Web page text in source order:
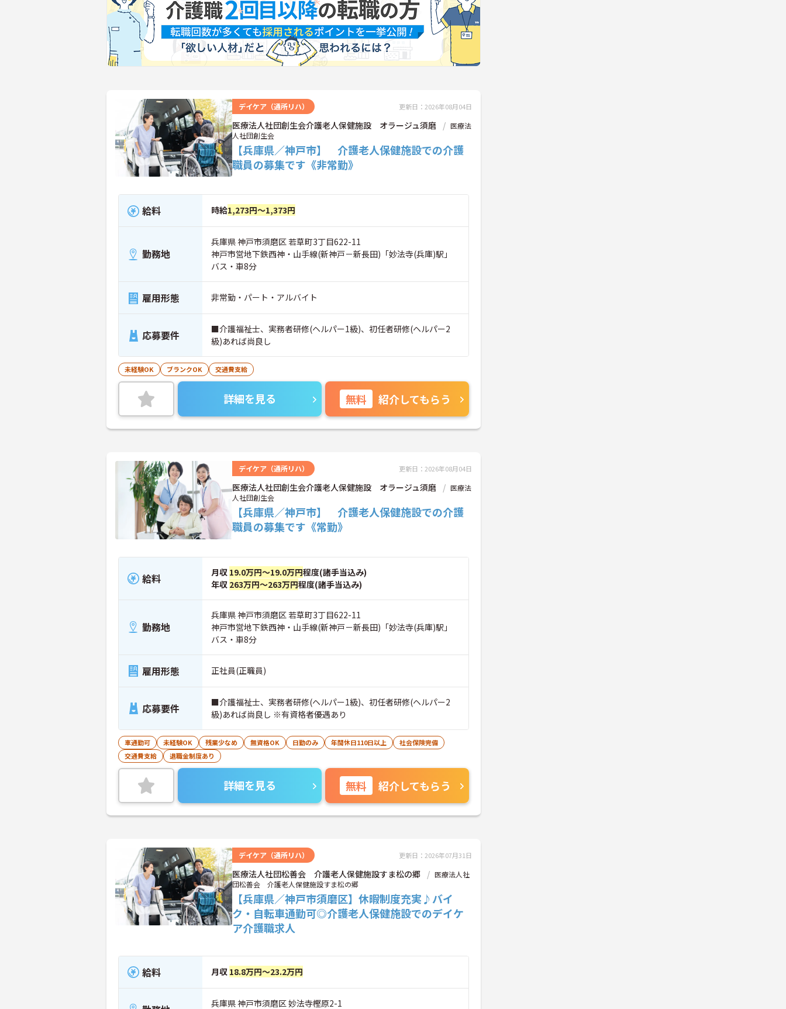
デイケア（通所リハ） 更新日：2026年08月04日
医療法人社団創生会介護老人保健施設 オラージュ須磨
医療法
人社団創生会
【兵庫県／神戸市】 介護老人保健施設での介護
職員の募集です《非常勤》
給料 時給1,273円～1,373円
勤務地
兵庫県 神戸市須磨区 若草町3丁目622-11
神戸市営地下鉄西神・山手線(新神戸－新長田)「妙法寺(兵庫)駅」
バス・車8分
雇用形態 非常勤・パート・アルバイト
応募要件
■介護福祉士、実務者研修(ヘルパー1級)、初任者研修(ヘルパー2
級)あれば尚良し
未経験OK ブランクOK 交通費支給
詳細を見る 無料 紹介してもらう
デイケア（通所リハ） 更新日：2026年08月04日
医療法人社団創生会介護老人保健施設 オラージュ須磨
医療法
人社団創生会
【兵庫県／神戸市】 介護老人保健施設での介護
職員の募集です《常勤》
給料 月収 19.0万円～19.0万円程度(諸手当込み)
年収 263万円～263万円程度(諸手当込み)
勤務地
兵庫県 神戸市須磨区 若草町3丁目622-11
神戸市営地下鉄西神・山手線(新神戸－新長田)「妙法寺(兵庫)駅」
バス・車8分
雇用形態 正社員(正職員)
応募要件
■介護福祉士、実務者研修(ヘルパー1級)、初任者研修(ヘルパー2
級)あれば尚良し ※有資格者優遇あり
車通勤可 未経験OK 残業少なめ 無資格OK 日勤のみ 年間休日110日以上
社会保険完備
交通費支給
退職金制度あり
詳細を見る 無料 紹介してもらう
デイケア（通所リハ） 更新日：2026年07月31日
医療法人社団松善会 介護老人保健施設すま松の郷
医療法人社
団松善会 介護老人保健施設すま松の郷
【兵庫県／神戸市須磨区】休暇制度充実♪バイ
ク・自転車通勤可◎介護老人保健施設でのデイケ
ア介護職求人
給料 月収 18.8万円～23.2万円
兵庫県 神戸市須磨区 妙法寺樫原2-1